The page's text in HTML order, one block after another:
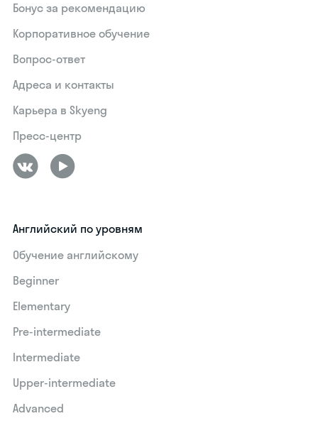
Бонус за рекомендацию
Корпоративное обучение
Вопрос-ответ
Адреса и контакты
Карьера в Skyeng
Пресс-центр
Английский по уровням
Обучение английскому
Beginner
Elementary
Pre-intermediate
Intermediate
Upper-intermediate
Advanced